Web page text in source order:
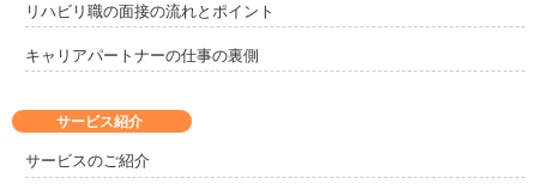
サービス紹介
サービスのご紹介
リハビリ職の面接の流れとポイント
キャリアパートナーの仕事の裏側